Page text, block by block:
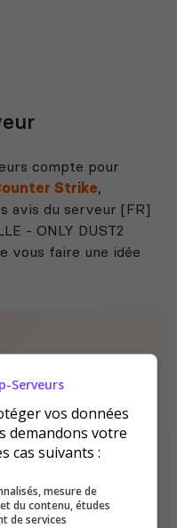
compte pour
Strike,
avis du serveur [FR]
- ONLY DUST2
vous faire une idée
sur ce serveur.
du serveur
Serveurs
vos données
demandons votre
cas suivants :
mesure de
du contenu, études
de services